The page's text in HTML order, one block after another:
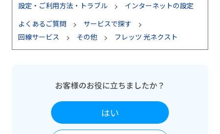
設定・ご利用方法・トラブル
インターネットの設定
よくあるご質問
サービスで探す
回線サービス
その他 フレッツ 光ネクスト
お客様のお役に立ちましたか？
はい